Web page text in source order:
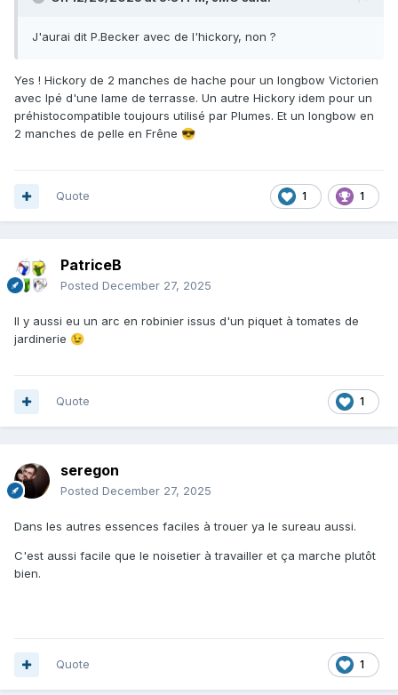
J'aurai dit P.Becker avec de l'hickory, non ?
Yes ! Hickory de 2 manches de hache pour un longbow Victorien
avec Ipé d'une lame de terrasse. Un autre Hickory idem pour un
préhistocompatible toujours utilisé par Plumes. Et un longbow en
2 manches de pelle en Frêne 😎
1 1
Quote
PatriceB
Posted December 27, 2025
Il y aussi eu un arc en robinier issus d'un piquet à tomates de
jardinerie 😉
1
Quote
seregon
Posted December 27, 2025
Dans les autres essences faciles à trouer ya le sureau aussi.
C'est aussi facile que le noisetier à travailler et ça marche plutôt
bien.
1
Quote